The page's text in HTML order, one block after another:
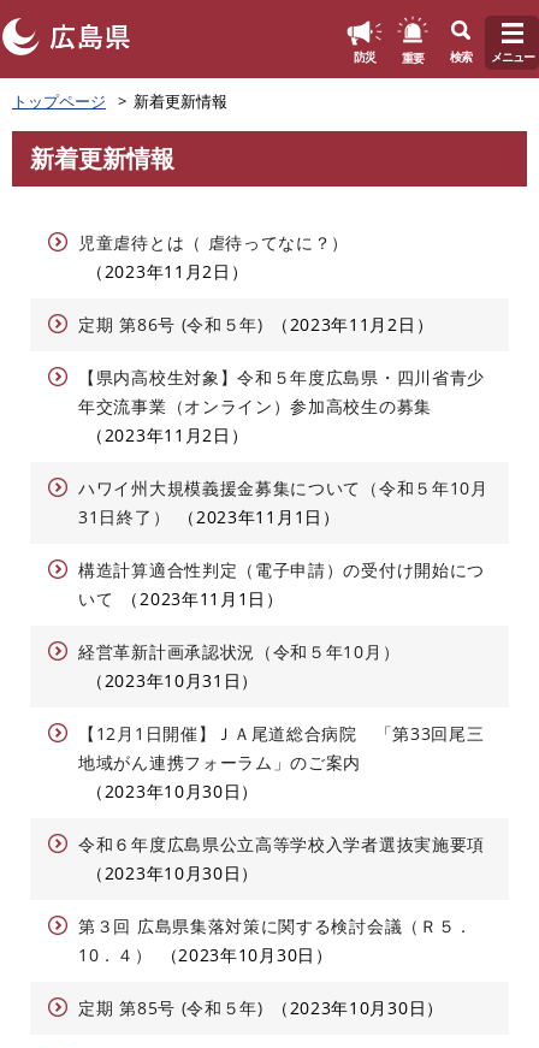
ペ
ー
ジ
先
防災 重要 検索 メニュー
トップページ 新着更新情報
文
新着更新情報
児童虐待とは（ 虐待ってなに？）
2023年11月2日
定期 第86号 (令和５年) 2023年11月2日
【県内高校生対象】令和５年度広島県・四川省青少
年交流事業（オンライン）参加高校生の募集
2023年11月2日
ハワイ州大規模義援金募集について（令和５年10月
31日終了）
2023年11月1日
構造計算適合性判定（電子申請）の受付け開始につ
いて
2023年11月1日
経営革新計画承認状況（令和５年10月）
2023年10月31日
【12月1日開催】ＪＡ尾道総合病院 「第33回尾三
地域がん連携フォーラム」のご案内
2023年10月30日
令和６年度広島県公立高等学校入学者選抜実施要項
2023年10月30日
第３回 広島県集落対策に関する検討会議（Ｒ５．
10．４）
2023年10月30日
定期 第85号 (令和５年) 2023年10月30日